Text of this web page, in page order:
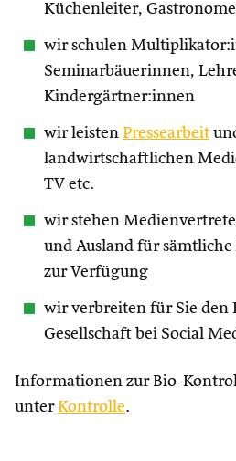
Küchenleiter,
wir schulen
Seminarbäuerinnen,
Kindergärtner:innen
wir leisten Pressearbeit
landwirtschaftlichen
TV etc.
wir stehen
und Ausland für
zur Verfügung
wir verbreiten für Sie den
Gesellschaft bei Social
Informationen zur Bio-
unterKontrolle.